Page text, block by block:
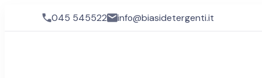
045 545522 info@biasidetergenti.it